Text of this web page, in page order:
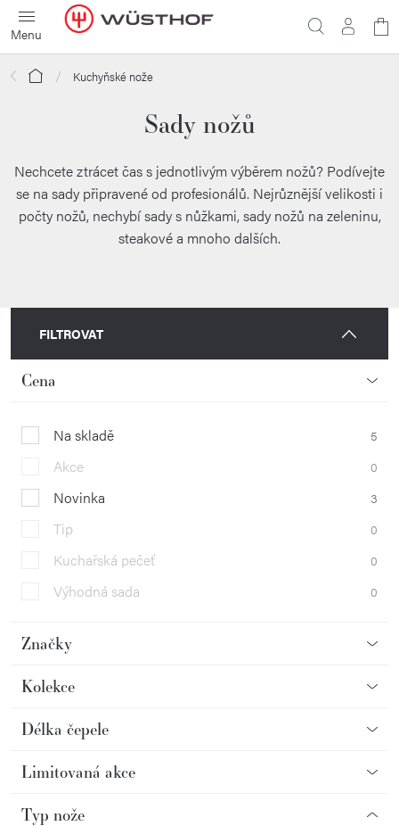
Přejít
na
obsah
Domů Kuchyňské nože
Sady nožů
Nechcete ztrácet čas s jednotlivým výběrem nožů? Podívejte
se na sady připravené od profesionálů. Nejrůznější velikosti i
počty nožů, nechybí sady s nůžkami, sady nožů na zeleninu,
steakové a mnoho dalších.
FILTROVAT
Cena
Na skladě 5
Akce 0
Novinka 3
Tip 0
Kuchařská pečeť 0
Výhodná sada 0
Značky
Kolekce
Délka čepele
Limitovaná akce
Typ nože